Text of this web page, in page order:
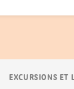
EXCURSIONS ET